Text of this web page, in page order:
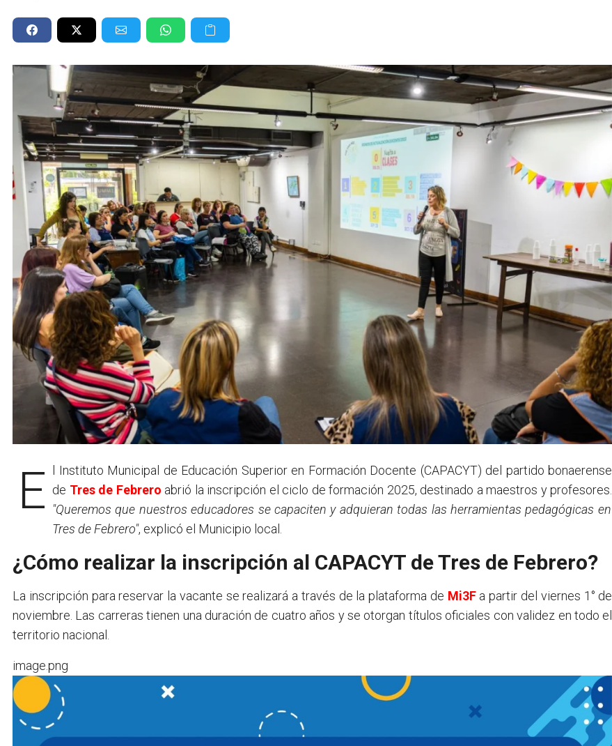
El Instituto Municipal de Educación Superior en Formación Docente (CAPACYT) del partido bonaerense de Tres de Febrero abrió la inscripción el ciclo de formación 2025, destinado a maestros y profesores.
"Queremos que nuestros educadores se capaciten y adquieran todas las herramientas pedagógicas en
Tres de Febrero", explicó el Municipio local.
¿Cómo realizar la inscripción al CAPACYT de Tres de Febrero?
La inscripción para reservar la vacante se realizará a través de la plataforma de Mi3Fa partir del viernes 1° de
noviembre. Las carreras tienen una duración de cuatro años y se otorgan títulos oficiales con validez en todo el
territorio nacional.
image.png